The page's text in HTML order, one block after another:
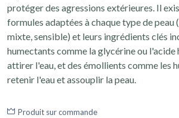
protéger des agressions extérieures. Il
formules adaptées à chaque type de peau
mixte, sensible) et leurs ingrédients clés
humectants comme la glycérine ou l'acide
attirer l'eau, et des émollients comme les
retenir l'eau et assouplir la peau.
Produit sur commande